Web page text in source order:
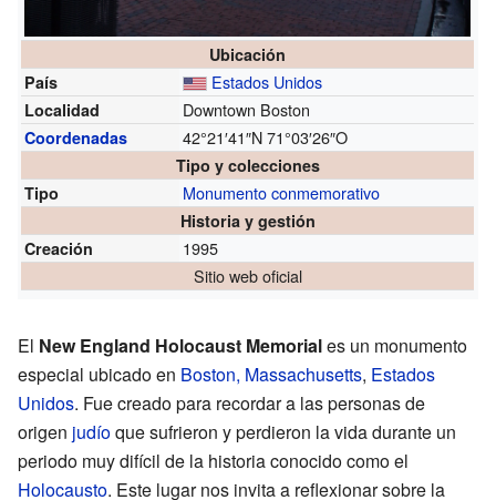
Ubicación
País
Estados Unidos
Localidad Downtown Boston
Coordenadas 42°21′41″N71°03′26″O
Tipo y colecciones
Tipo
Monumento conmemorativo
Historia y gestión
Creación
1995
Sitio web oficial
El New England Holocaust Memoriales un monumento
especial ubicado en Boston, Massachusetts, Estados
Unidos. Fue creado para recordar a las personas de
origen judíoque sufrieron y perdieron la vida durante un
periodo muy difícil de la historia conocido como el
Holocausto. Este lugar nos invita a reflexionar sobre la